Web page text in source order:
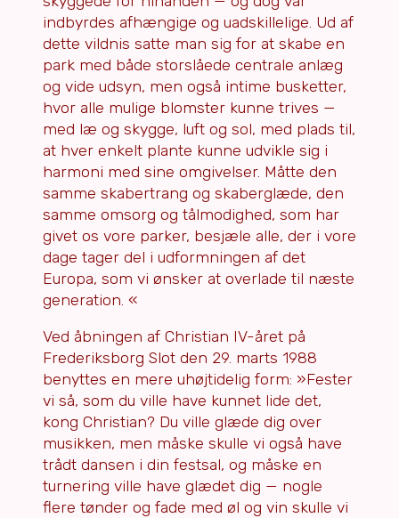
indbyrdes afhængige og uadskillelige. Ud af
dette vildnis satte man sig for at skabe en
park med både storslåede centrale anlæg
og vide udsyn, men også intime busketter,
hvor alle mulige blomster kunne trives —
med læ og skygge, luft og sol, med plads til,
at hver enkelt plante kunne udvikle sig i
harmoni med sine omgivelser. Måtte den
samme skabertrang og skaberglæde, den
samme omsorg og tålmodighed, som har
givet os vore parker, besjæle alle, der i vore
dage tager del i udformningen af det
Europa, som vi ønsker at overlade til næste
generation. «
Ved åbningen af Christian IV-året på
Frederiksborg Slot den 29. marts 1988
benyttes en mere uhøjtidelig form: »Fester
vi så, som du ville have kunnet lide det,
kong Christian? Du ville glæde dig over
musikken, men måske skulle vi også have
trådt dansen i din festsal, og måske en
turnering ville have glædet dig — nogle
flere tønder og fade med øl og vin skulle vi